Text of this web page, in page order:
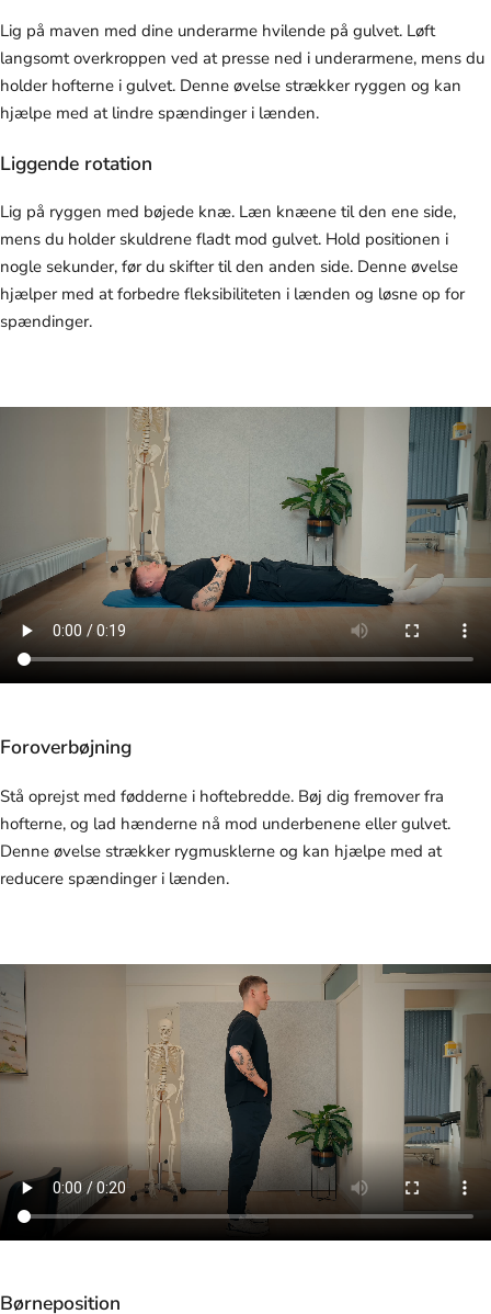
Lig på maven med dine underarme hvilende på gulvet. Løft
langsomt overkroppen ved at presse ned i underarmene, mens du
holder hofterne i gulvet. Denne øvelse strækker ryggen og kan
hjælpe med at lindre spændinger i lænden.
Liggende rotation
Lig på ryggen med bøjede knæ. Læn knæene til den ene side,
mens du holder skuldrene fladt mod gulvet. Hold positionen i
nogle sekunder, før du skifter til den anden side. Denne øvelse
hjælper med at forbedre fleksibiliteten i lænden og løsne op for
spændinger.
Foroverbøjning
Stå oprejst med fødderne i hoftebredde. Bøj dig fremover fra
hofterne, og lad hænderne nå mod underbenene eller gulvet.
Denne øvelse strækker rygmusklerne og kan hjælpe med at
reducere spændinger i lænden.
Børneposition